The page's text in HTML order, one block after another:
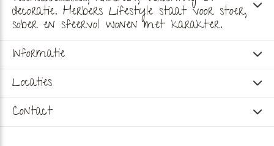
decoratie. Herbers Lifestyle staat voor stoer,
sober en sfeervol wonen met karakter.
Informatie
Locaties
Contact